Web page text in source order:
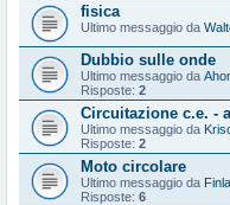
fisica
Ultimo messaggio da
Dubbio sulle onde
Ultimo messaggio da
Risposte: 2
Circuitazione c.e. -
Ultimo messaggio da
Risposte: 2
Moto circolare
Ultimo messaggio da
Risposte: 6